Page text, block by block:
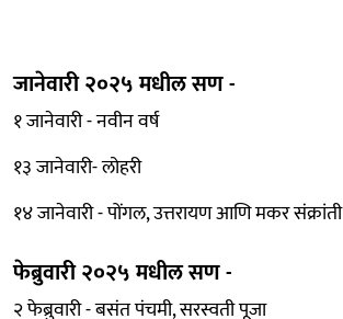
जानेवारी २०२५ मधील सण -
१ जानेवारी - नवीन वर्ष
१३ जानेवारी- लोहरी
१४ जानेवारी - पोंगल, उत्तरायण आणि मकर संक्रांती
फेब्रुवारी २०२५ मधील सण -
२ फेब्रुवारी - बसंत पंचमी, सरस्वती पूजा